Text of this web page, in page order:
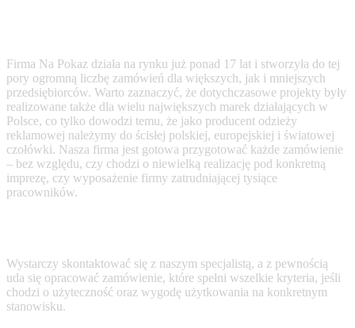
Firma Na Pokaz działa na rynku już ponad 17 lat i stworzyła do tej
pory ogromną liczbę zamówień dla większych, jak i mniejszych
przedsiębiorców. Warto zaznaczyć, że dotychczasowe projekty były
realizowane także dla wielu największych marek działających w
Polsce, co tylko dowodzi temu, że jako producent odzieży
reklamowej należymy do ścisłej polskiej, europejskiej i światowej
czołówki. Nasza firma jest gotowa przygotować każde zamówienie
– bez względu, czy chodzi o niewielką realizację pod konkretną
imprezę, czy wyposażenie firmy zatrudniającej tysiące
pracowników.
Wystarczy skontaktować się z naszym specjalistą, a z pewnością
uda się opracować zamówienie, które spełni wszelkie kryteria, jeśli
chodzi o użyteczność oraz wygodę użytkowania na konkretnym
stanowisku.